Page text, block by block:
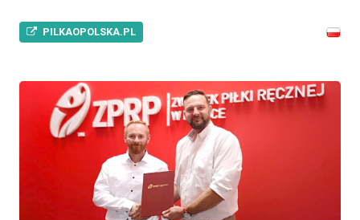
PILKAOPOLSKA.PL